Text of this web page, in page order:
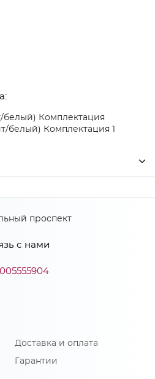
Комплектация
белый) Комплектация 1
2200
1000
2068
БТС
с нами
Доставка и оплата
Гарантии